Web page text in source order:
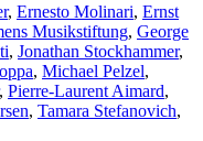
, Ernesto Molinari, Ernst
Musikstiftung, George
, Jonathan Stockhammer,
, Michael Pelzel,
, Pierre-Laurent Aimard,
, Tamara Stefanovich,